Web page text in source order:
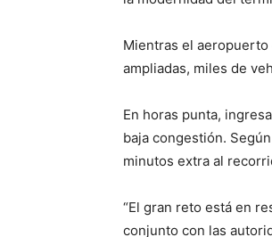
Mientras el aeropuerto
ampliadas, miles de
En horas punta,
baja congestión.
minutos extra al
“El gran reto está en
conjunto con las